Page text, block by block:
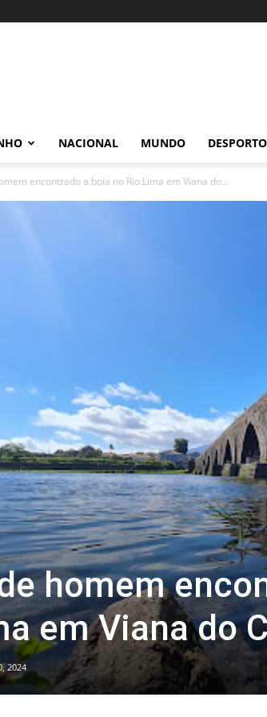
NACIONAL MUNDO DESPORTO
encontrado a boia no Rio Lima em Viana do...
homem
em Viana do
2024